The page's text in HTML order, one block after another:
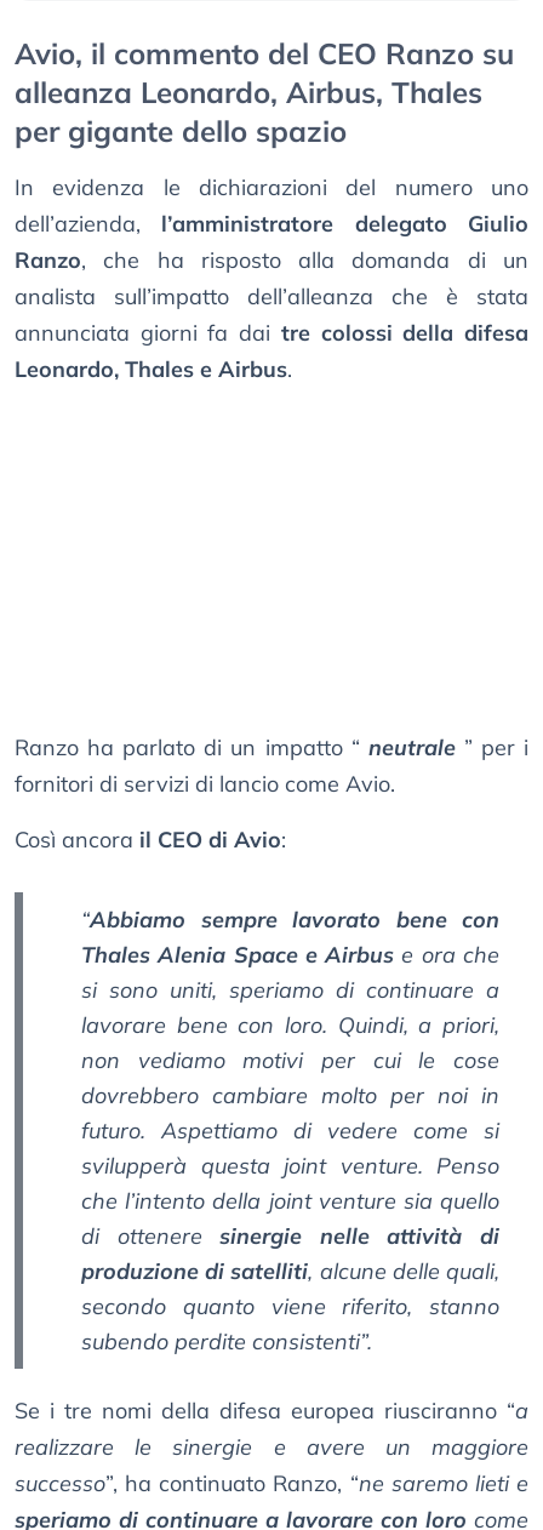
Avio, il commento del CEO Ranzo su
alleanza Leonardo, Airbus, Thales
per gigante dello spazio
In evidenza le dichiarazioni del numero uno
dell’azienda, l’amministratore delegato Giulio
Ranzo, che ha risposto alla domanda di un
analista sull’impatto dell’alleanza che è stata
annunciata giorni fa dai tre colossi della difesa
Leonardo, Thales e Airbus.
Ranzo ha parlato di un impatto “ neutrale ” per i
fornitori di servizi di lancio come Avio.
Così ancora il CEO di Avio:
“Abbiamo sempre lavorato bene con
Thales Alenia Space e Airbus e ora che
si sono uniti, speriamo di continuare a
lavorare bene con loro. Quindi, a priori,
non vediamo motivi per cui le cose
dovrebbero cambiare molto per noi in
futuro. Aspettiamo di vedere come si
svilupperà questa joint venture. Penso
che l’intento della joint venture sia quello
di otteneresinergie nelle attività di
produzione di satelliti, alcune delle quali,
secondo quanto viene riferito, stanno
subendo perdite consistenti”.
Se i tre nomi della difesa europea riusciranno “a
realizzare le sinergie e avere un maggiore
successo”, ha continuato Ranzo, “ne saremo lieti e
speriamo di continuare a lavorare con loro come